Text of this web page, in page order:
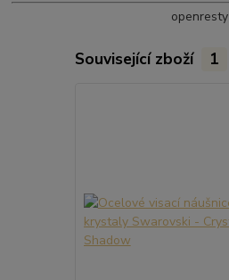
openresty
Související zboží 1